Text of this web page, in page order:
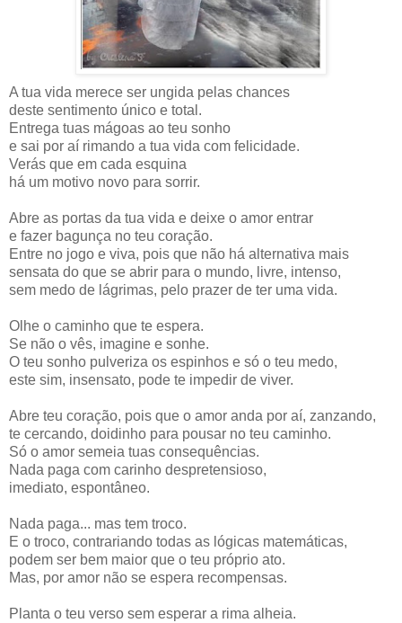
A tua vida merece ser ungida pelas chances
deste sentimento único e total.
Entrega tuas mágoas ao teu sonho
e sai por aí rimando a tua vida com felicidade.
Verás que em cada esquina
há um motivo novo para sorrir.
Abre as portas da tua vida e deixe o amor entrar
e fazer bagunça no teu coração.
Entre no jogo e viva, pois que não há alternativa mais
sensata do que se abrir para o mundo, livre, intenso,
sem medo de lágrimas, pelo prazer de ter uma vida.
Olhe o caminho que te espera.
Se não o vês, imagine e sonhe.
O teu sonho pulveriza os espinhos e só o teu medo,
este sim, insensato, pode te impedir de viver.
Abre teu coração, pois que o amor anda por aí, zanzando,
te cercando, doidinho para pousar no teu caminho.
Só o amor semeia tuas consequências.
Nada paga com carinho despretensioso,
imediato, espontâneo.
Nada paga... mas tem troco.
E o troco, contrariando todas as lógicas matemáticas,
podem ser bem maior que o teu próprio ato.
Mas, por amor não se espera recompensas.
Planta o teu verso sem esperar a rima alheia.